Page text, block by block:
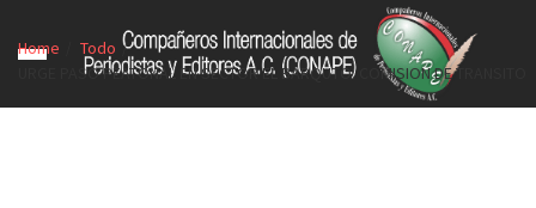
Home
Todo
URGE PASO PEATONAL EN SECTOR EL BARQUTO: COMISION DE TRANSITO